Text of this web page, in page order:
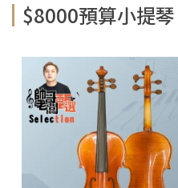
$8000預算小提琴